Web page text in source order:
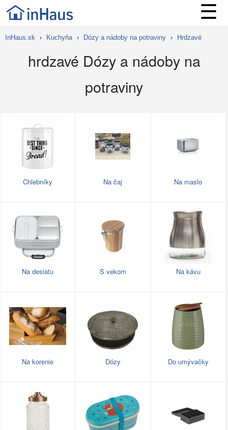
☰
InHaus.sk › Kuchyňa › Dózy a nádoby na potraviny › Hrdzavé
hrdzavé Dózy a nádoby na
potraviny
Chlebníky Na čaj Na maslo
Na desiatu S vekom Na kávu
Na korenie Dózy Do umývačky